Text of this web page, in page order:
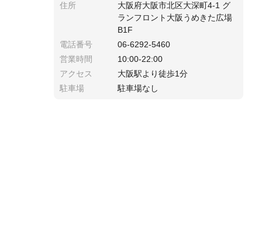
住所
大阪府大阪市北区大深町4-1 グ
ランフロント大阪うめきた広場
B1F
電話番号
06-6292-5460
営業時間
10:00-22:00
アクセス
大阪駅より徒歩1分
駐車場
駐車場なし